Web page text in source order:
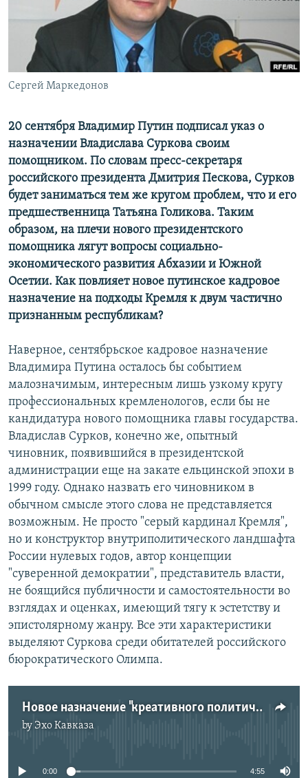
МИР
ГОЛОСА
ЧИТАЕМ ПРЕССУ
АРХИВ РАДИОПРОГРАММЫ
Все сайты РСЕ/РС
Сергей Маркедонов
20 сентября Владимир Путин подписал указ о
назначении Владислава Суркова своим
помощником. По словам пресс-секретаря
российского президента Дмитрия Пескова, Сурков
будет заниматься тем же кругом проблем, что и его
предшественница Татьяна Голикова. Таким
образом, на плечи нового президентского
помощника лягут вопросы социально-
экономического развития Абхазии и Южной
Осетии. Как повлияет новое путинское кадровое
назначение на подходы Кремля к двум частично
признанным республикам?
Наверное, сентябрьское кадровое назначение
Владимира Путина осталось бы событием
малозначимым, интересным лишь узкому кругу
профессиональных кремленологов, если бы не
кандидатура нового помощника главы государства.
Владислав Сурков, конечно же, опытный
чиновник, появившийся в президентской
администрации еще на закате ельцинской эпохи в
1999 году. Однако назвать его чиновником в
обычном смысле этого слова не представляется
возможным. Не просто "серый кардинал Кремля",
но и конструктор внутриполитического ландшафта
России нулевых годов, автор концепции
"суверенной демократии", представитель власти,
не боящийся публичности и самостоятельности во
взглядах и оценках, имеющий тягу к эстетству и
эпистолярному жанру. Все эти характеристики
выделяют Суркова среди обитателей российского
бюрократического Олимпа.
Новое назначение "креативного политического конструктора"
by Эхо Кавказа
0:00 4:55